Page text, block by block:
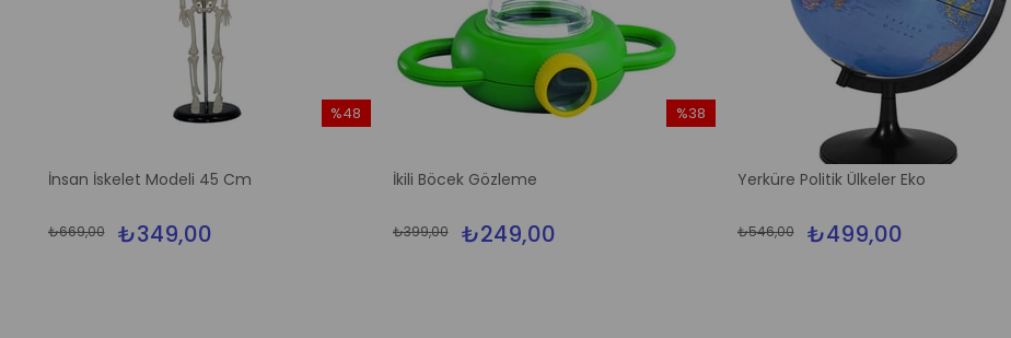
İnsan İskelet Modeli 45 Cm
₺349,00
₺669,00
%48
%48İndirim
İkili Böcek Gözleme
₺249,00
₺399,00
%38
Yerküre Politik Ülkeler Eko
₺499,00
₺546,00